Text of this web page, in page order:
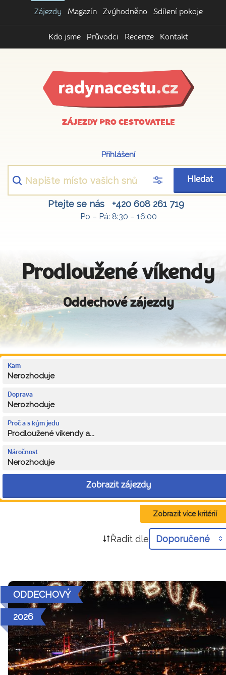
Zájezdy Magazín Zvýhodněno Sdílení pokoje
Kdo jsme Průvodci Recenze Kontakt
ZÁJEZDY PRO CESTOVATELE
Přihlášení
Hledat
Ptejte se nás +420 608 261 719
Po – Pá: 8:30 – 16:00
Prodloužené víkendy
Oddechové zájezdy
Kam
Nerozhoduje
Doprava
Nerozhoduje
Proč a s kým jedu
Prodloužené víkendy a...
Náročnost
Nerozhoduje
Zobrazit zájezdy
Zobrazit více kritérií
Řadit dle Doporučené
ODDECHOVÝ
2026